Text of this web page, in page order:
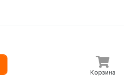
Корзина